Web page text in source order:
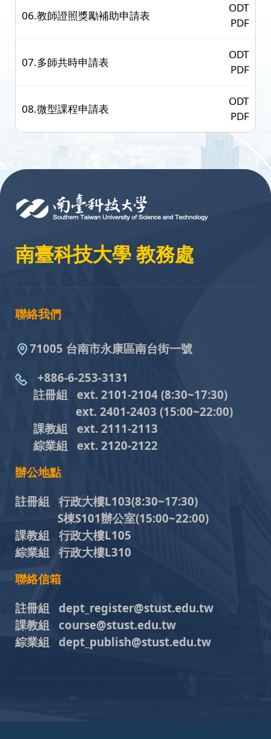
06.教師證照獎勵補助申請表
ODT
PDF
07.多師共時申請表
ODT
PDF
08.微型課程申請表
ODT
PDF
南臺科技大學 教務處
聯絡我們
71005 台南市永康區南台街一號
+886-6-253-3131
註冊組 ext. 2101-2104 (8:30~17:30)
ext. 2401-2403 (15:00~22:00)
課教組 ext. 2111-2113
綜業組
ext. 2120-2122
辦公地點
註冊組 行政大樓L103(8:30~17:30)
S棟S101辦公室(15:00~22:00)
課教組 行政大樓L105
綜業組 行政大樓L310
聯絡信箱
註冊組 dept_register@stust.edu.tw
課教組 course@stust.edu.tw
綜業組 dept_publish@stust.edu.tw